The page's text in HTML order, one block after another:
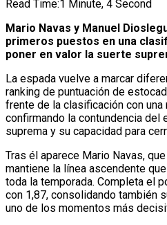
Read Time:1 Minute, 4 Second
Mario Navas y Manuel
primeros puestos en una
poner en valor la suerte
La espada vuelve a marcar
ranking de puntuación de
frente de la clasificación con
confirmando la contundencia del
suprema y su capacidad para
Tras él aparece Mario Navas,
mantiene la línea ascendente
toda la temporada. Completa el
con 1,87, consolidando también
uno de los momentos más